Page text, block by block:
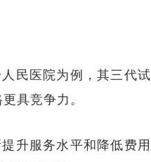
民医院为例，其三代试
具竞争力。
升服务水平和降低费用